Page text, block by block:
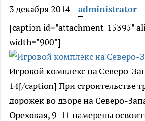
3 декабря 2014
administrator
[caption id="attachment_15395"
width="900"]
Игровой комплекс на Северо-
14[/caption] При строительстве
дорожек во дворе на Северо-
Ореховая, 9-11 намерены